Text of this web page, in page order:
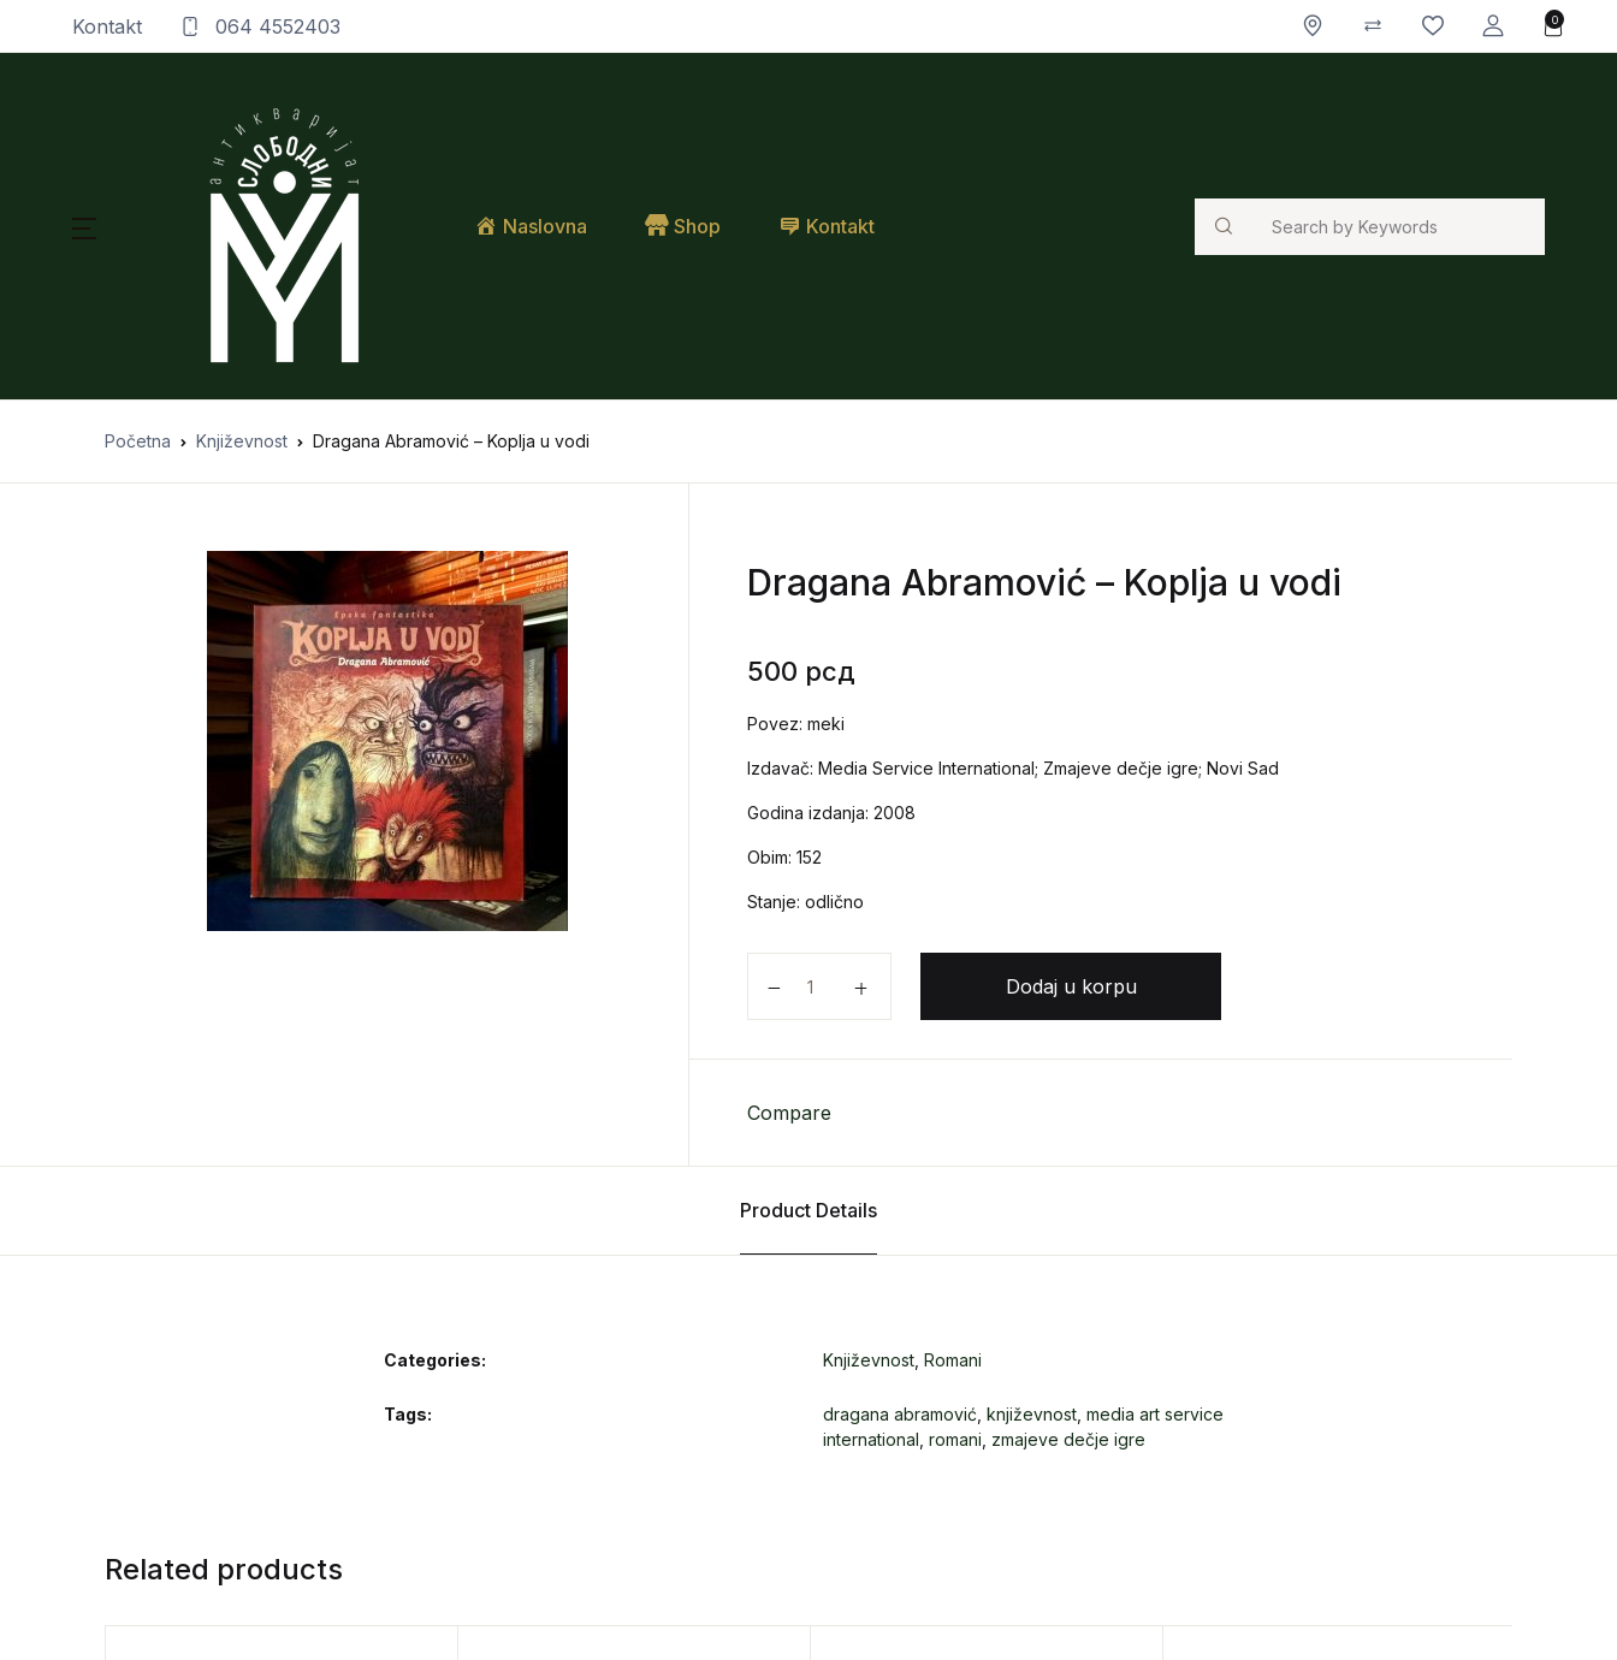
Kontakt 064 4552403 0
Naslovna Shop Kontakt Search
Početna Književnost Dragana Abramović – Koplja u vodi
Dragana Abramović – Koplja u vodi
500 рсд
Povez: meki
Izdavač: Media Service International; Zmajeve dečje igre; Novi Sad
Godina izdanja: 2008
Obim: 152
Stanje: odlično
Dodaj u korpu
Compare
Product Details
Categories: Književnost Romani
Tags: dragana abramović književnost media art service
international romani zmajeve dečje igre
Related products